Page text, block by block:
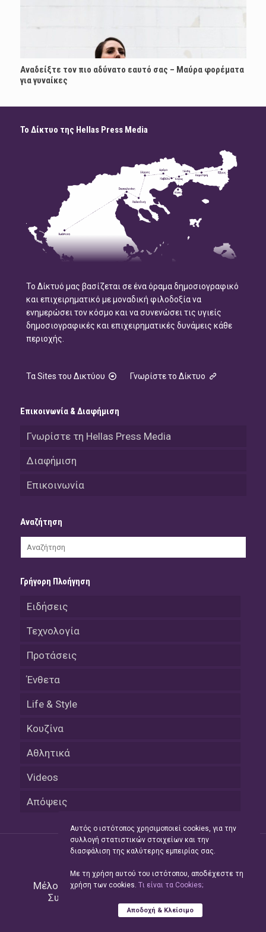
Αναδείξτε τον πιο αδύνατο εαυτό σας – Μαύρα φορέματα
για γυναίκες
Το Δίκτυο της Hellas Press Media
Το Δίκτυό μας βασίζεται σε ένα όραμα δημοσιογραφικό
και επιχειρηματικό με μοναδική φιλοδοξία να
ενημερώσει τον κόσμο και να συνενώσει τις υγιείς
δημοσιογραφικές και επιχειρηματικές δυνάμεις κάθε
περιοχής.
Τα Sites του Δικτύου Γνωρίστε το Δίκτυο
Επικοινωνία & Διαφήμιση
Γνωρίστε τη Hellas Press Media
Διαφήμιση
Επικοινωνία
Αναζήτηση
Γρήγορη Πλοήγηση
Ειδήσεις
Τεχνολογία
Προτάσεις
Ένθετα
Life & Style
Κουζίνα
Αθλητικά
Videos
Απόψεις
Μέλος του Δικτύου τηςHellas Press Media
Συντήρηση και Ανάπτυξη
Αυτός ο ιστότοπος χρησιμοποιεί cookies, για την
συλλογή στατιστικών στοιχείων και την
διασφάλιση της καλύτερης εμπειρίας σας.
Με τη χρήση αυτού του ιστότοπου, αποδέχεστε τη
χρήση των cookies. Tι είναι τα Cookies;
Αποδοχή & Κλείσιμο